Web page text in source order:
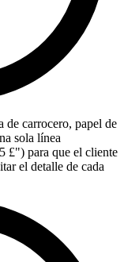
de carrocero, papel de
sola línea
£") para que el cliente
el detalle de cada